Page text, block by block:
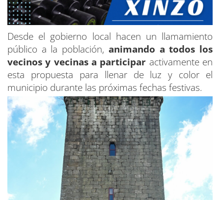
Desde el gobierno local hacen un llamamiento
público a la población, animando a todos los
vecinos y vecinas a participar activamente en
esta propuesta para llenar de luz y color el
municipio durante las próximas fechas festivas.